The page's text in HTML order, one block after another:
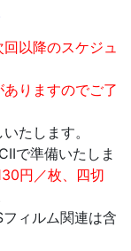
以降のスケジュ
りますのでご了
たします。
で準備いたしま
円／枚、四切
ィルム関連は含